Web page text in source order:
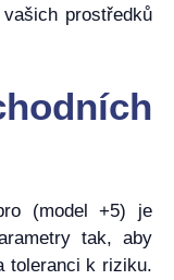
prostředků
(model +5) je
tak, aby
toleranci k riziku.